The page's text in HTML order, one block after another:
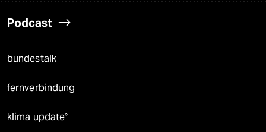
Podcast
bundestalk
fernverbindung
klima update°